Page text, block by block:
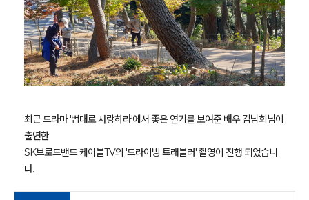
최근 드라마 '법대로 사랑하라'에서 좋은 연기를 보여준 배우 김남희님이
출연한
SK브로드밴드 케이블TV의 '드라이빙 트래블러' 촬영이 진행 되었습니
다.